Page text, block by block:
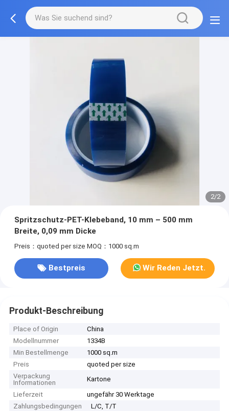
2/2
Spritzschutz-PET-Klebeband, 10 mm – 500 mm
Breite, 0,09 mm Dicke
Preis：quoted per size MOQ：1000 sq.m
Bestpreis Wir Reden Jetzt.
Produkt-Beschreibung
Place of Origin
China
Modellnummer
1334B
Min Bestellmenge
1000 sq.m
Preis
quoted per size
Verpackung
Informationen
Kartone
Lieferzeit
ungefähr 30 Werktage
Zahlungsbedingungen
L/C, T/T